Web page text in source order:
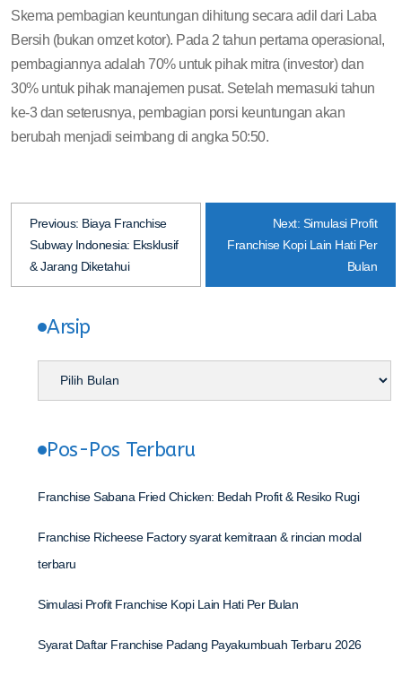
Skema pembagian keuntungan dihitung secara adil dari Laba
Bersih (bukan omzet kotor). Pada 2 tahun pertama operasional,
pembagiannya adalah 70% untuk pihak mitra (investor) dan
30% untuk pihak manajemen pusat. Setelah memasuki tahun
ke-3 dan seterusnya, pembagian porsi keuntungan akan
berubah menjadi seimbang di angka 50:50.
Previous: Biaya Franchise
Subway Indonesia: Eksklusif
& Jarang Diketahui
Next: Simulasi Profit
Franchise Kopi Lain Hati Per
Bulan
Arsip
Pos-Pos Terbaru
Franchise Sabana Fried Chicken: Bedah Profit & Resiko Rugi
Franchise Richeese Factory syarat kemitraan & rincian modal
terbaru
Simulasi Profit Franchise Kopi Lain Hati Per Bulan
Syarat Daftar Franchise Padang Payakumbuah Terbaru 2026